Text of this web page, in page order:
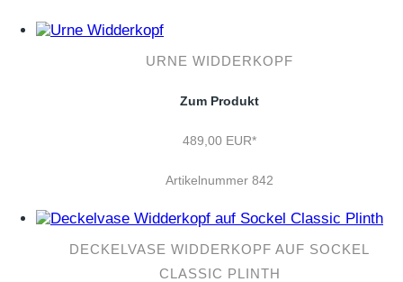
URNE WIDDERKOPF
Zum Produkt
489,00 EUR*
Artikelnummer 842
DECKELVASE WIDDERKOPF AUF SOCKEL
CLASSIC PLINTH